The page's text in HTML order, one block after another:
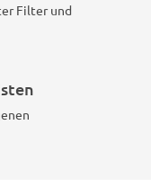
Filter und